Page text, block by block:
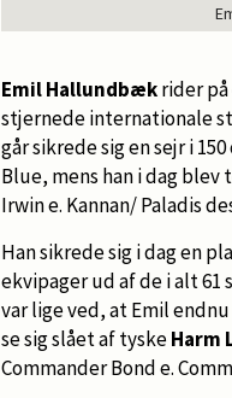
Emil Hallundbækrider
stjernede internationale
går sikrede sig en sejr i
Blue, mens han i dag
Irwin e. Kannan/ Paladis
Han sikrede sig i dag en
ekvipager ud af de i alt
var lige ved, at Emil
se sig slået af tyskeHarm
Commander Bond e.